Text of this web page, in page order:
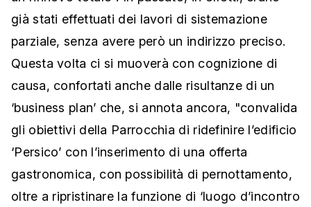
già stati effettuati dei lavori di sistemazione
parziale, senza avere però un indirizzo preciso.
Questa volta ci si muoverà con cognizione di
causa, confortati anche dalle risultanze di un
‘business plan’ che, si annota ancora, "convalida
gli obiettivi della Parrocchia di ridefinire l’edificio
‘Persico’ con l’inserimento di una offerta
gastronomica, con possibilità di pernottamento,
oltre a ripristinare la funzione di ‘luogo d’incontro